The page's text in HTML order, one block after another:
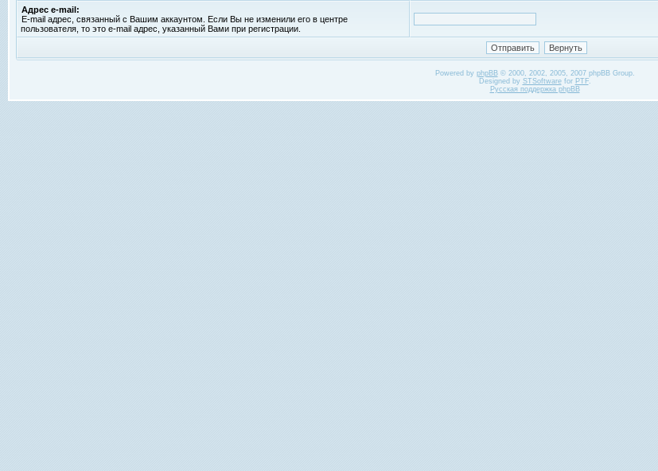
Адрес e-mail:
E-mail адрес, связанный с Вашим аккаунтом. Если Вы не изменили его в центре
пользователя, то это e-mail адрес, указанный Вами при регистрации.
Powered by phpBB© 2000, 2002, 2005, 2007 phpBB Group.
Designed by STSoftwarefor PTF.
Русская поддержка phpBB